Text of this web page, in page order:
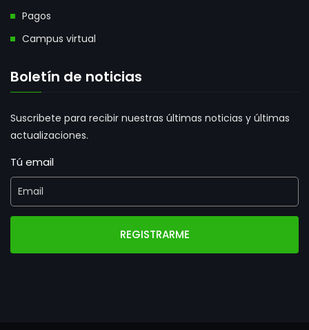
Pagos
Campus virtual
Boletín de noticias
Suscribete para recibir nuestras últimas noticias y últimas
actualizaciones.
Tú email
REGISTRARME